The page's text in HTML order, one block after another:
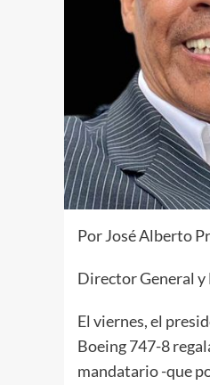
Por José Alberto
Director General
El viernes, el
Boeing 747-8
mandatario -que